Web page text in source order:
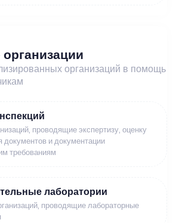
организаций в помощь
проводящие экспертизу, оценку
документов и документации
требованиям
лаборатории
проводящие лабораторные